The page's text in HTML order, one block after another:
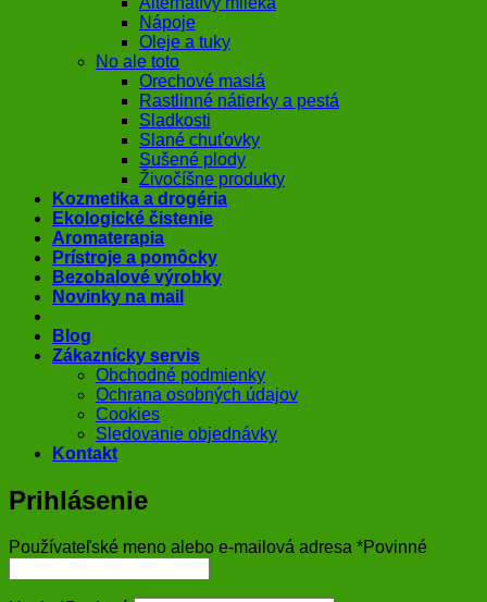
Nápoje
Oleje a tuky
No ale toto
Orechové maslá
Rastlinné nátierky a pestá
Sladkosti
Slané chuťovky
Sušené plody
Živočíšne produkty
Kozmetika a drogéria
Ekologické čistenie
Aromaterapia
Prístroje a pomôcky
Bezobalové výrobky
Novinky na mail
Blog
Zákaznícky servis
Obchodné podmienky
Ochrana osobných údajov
Cookies
Sledovanie objednávky
Kontakt
Prihlásenie
Používateľské meno alebo e-mailová adresa *Povinné